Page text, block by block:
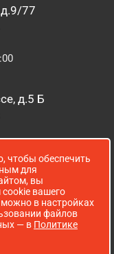
77
д.5 Б
52 А
чтобы обеспечить
для
вы
cookie вашего
можно в настройках
файлов
— в Политике